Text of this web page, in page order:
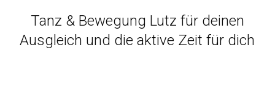
Tanz & Bewegung Lutz für deinen
Ausgleich und die aktive Zeit für dich